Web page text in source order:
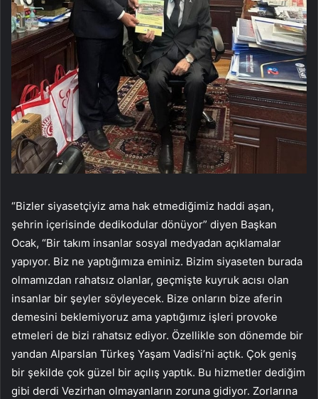
“Bizler siyasetçiyiz ama hak etmediğimiz haddi aşan,
şehrin içerisinde dedikodular dönüyor” diyen Başkan
Ocak, “Bir takım insanlar sosyal medyadan açıklamalar
yapıyor. Biz ne yaptığımıza eminiz. Bizim siyaseten burada
olmamızdan rahatsız olanlar, geçmişte kuyruk acısı olan
insanlar bir şeyler söyleyecek. Bize onların bize aferin
demesini beklemiyoruz ama yaptığımız işleri provoke
etmeleri de bizi rahatsız ediyor. Özellikle son dönemde bir
yandan Alparslan Türkeş Yaşam Vadisi’ni açtık. Çok geniş
bir şekilde çok güzel bir açılış yaptık. Bu hizmetler dediğim
gibi derdi Vezirhan olmayanların zoruna gidiyor. Zorlarına